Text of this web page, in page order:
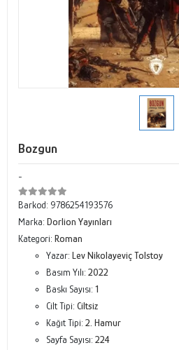
Bozgun
-
Barkod: 9786254193576
Marka: Dorlion Yayınları
Kategori: Roman
Yazar: Lev Nikolayeviç Tolstoy
Basım Yılı: 2022
Baskı Sayısı: 1
Cilt Tipi: Ciltsiz
Kağıt Tipi: 2. Hamur
Sayfa Sayısı: 224